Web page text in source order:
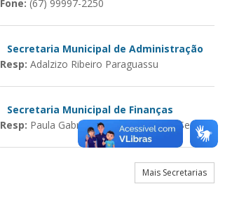
Fone: (67) 99997-2250
Secretaria Municipal de Administração
Resp: Adalzizo Ribeiro Paraguassu
Secretaria Municipal de Finanças
Resp: Paula Gabriela Rocha Pereira de Sena
Mais Secretarias